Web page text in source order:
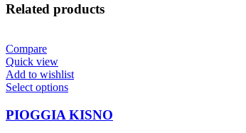
Related products
Compare
Quick view
Add to wishlist
Select options
PIOGGIA KISNO